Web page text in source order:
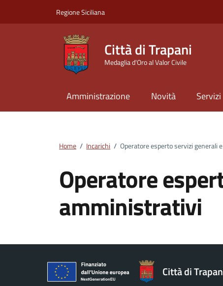
Regione Siciliana
Città di Trapani
Medaglia d'Oro al Valor Civile
Amministrazione Novità Servizi
Home / Incarichi / Operatore esperto servizi generali
Operatore
amministrativi
Città di